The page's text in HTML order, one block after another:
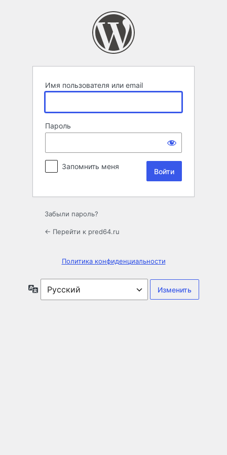
Имя пользователя или email
Пароль
Запомнить меня
Забыли пароль?
← Перейти к pred64.ru
Политика конфиденциальности
Язык